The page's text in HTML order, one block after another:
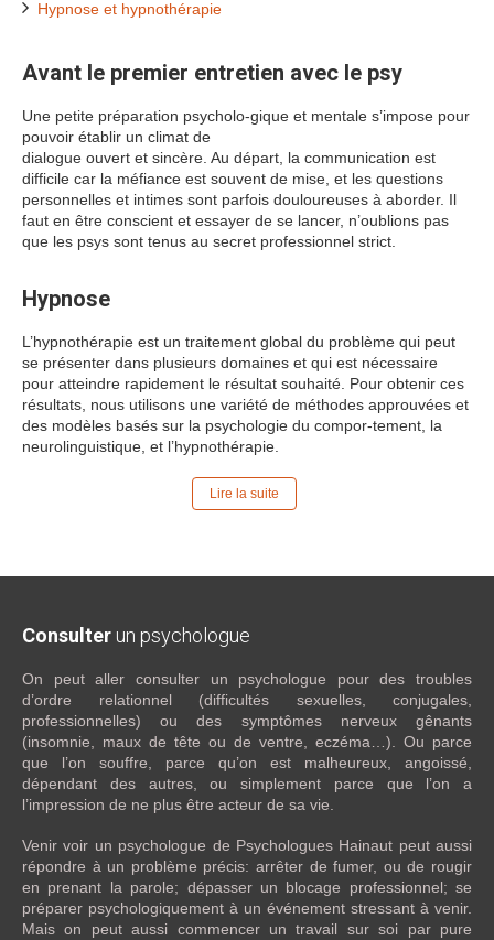
Hypnose et hypnothérapie
Avant le premier entretien avec le psy
Une petite préparation psycholo-gique et mentale s’impose pour
pouvoir établir un climat de
dialogue ouvert et sincère. Au départ, la communication est
difficile car la méfiance est souvent de mise, et les questions
personnelles et intimes sont parfois douloureuses à aborder. Il
faut en être conscient et essayer de se lancer, n’oublions pas
que les psys sont tenus au secret professionnel strict.
Hypnose
L’hypnothérapie est un traitement global du problème qui peut
se présenter dans plusieurs domaines et qui est nécessaire
pour atteindre rapidement le résultat souhaité. Pour obtenir ces
résultats, nous utilisons une variété de méthodes approuvées et
des modèles basés sur la psychologie du compor-tement, la
neurolinguistique, et l’hypnothérapie.
Lire la suite
Consulter un psychologue
On peut aller consulter un psychologue pour des troubles
d’ordre relationnel (difficultés sexuelles, conjugales,
professionnelles) ou des symptômes nerveux gênants
(insomnie, maux de tête ou de ventre, eczéma…). Ou parce
que l’on souffre, parce qu’on est malheureux, angoissé,
dépendant des autres, ou simplement parce que l’on a
l’impression de ne plus être acteur de sa vie.
Venir voir un psychologue de Psychologues Hainaut peut aussi
répondre à un problème précis: arrêter de fumer, ou de rougir
en prenant la parole; dépasser un blocage professionnel; se
préparer psychologiquement à un événement stressant à venir.
Mais on peut aussi commencer un travail sur soi par pure